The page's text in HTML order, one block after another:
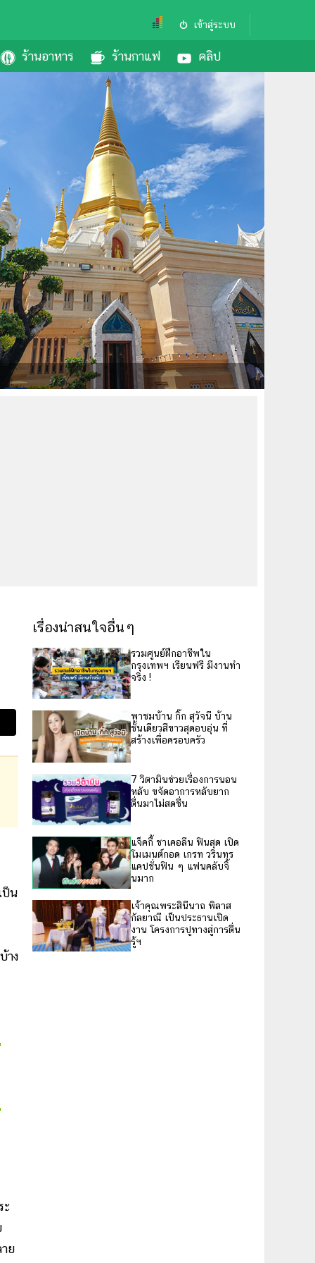
เข้าสู่ระบบ
ร้านอาหาร ร้านกาแฟ คลิป
ป็น
าง
ะ
ย
เรื่องน่าสนใจอื่นๆ
รวมศูนย์ฝึกอาชีพใน
กรุงเทพฯ เรียนฟรี มีงานทำ
จริง !
พาชมบ้าน กิ๊ก สุวัจนี บ้าน
ชั้นเดียวสีขาวสุดอบอุ่น ที่
สร้างเพื่อครอบครัว
7 วิตามินช่วยเรื่องการนอน
หลับ ขจัดอาการหลับยาก
ตื่นมาไม่สดชื่น
แจ็คกี้ ชาเคอลีน ฟินสุด เปิด
โมเมนต์กอด เกรท วรินทร
แคปชั่นฟิน ๆ แฟนคลับจิ้
นมาก
เจ้าคุณพระสินีนาถ พิลาส
กัลยาณี เป็นประธานเปิด
งาน โครงการปูทางสู่การตื่น
รู้ฯ